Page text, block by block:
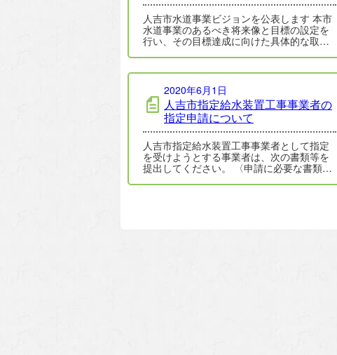
人吉市水道事業ビジョンを公表します 本市
水道事業のあるべき将来像と目標の設定を
行い、その目標達成に向けた具体的な取り
2020年6月1日
人吉市指定給水装置工事事業者の
指定申請について
人吉市指定給水装置工事事業者として指定
を受けようとする事業者は、次の書類等を
提出してください。 〈申請に必要な書類〉